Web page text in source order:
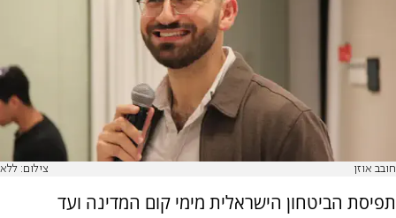
חובב אוזן צילום: ללא
תפיסת הביטחון הישראלית מימי קום המדינה ועד